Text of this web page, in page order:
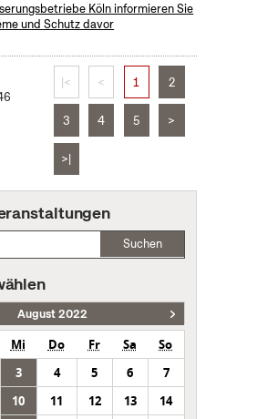
Köln informieren Sie
und Schutz davor
|< < 1 2
3 4 5 >
>|
Suchen
August 2022
Mi Do Fr Sa
So
3 4 5 6
7
10 11 12 13
14